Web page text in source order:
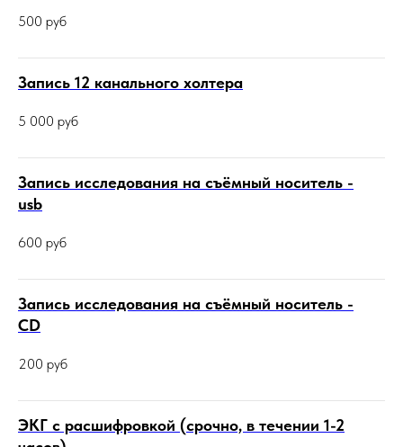
500 руб
Запись 12 канального холтера
5 000 руб
Запись исследования на съёмный носитель -
usb
600 руб
Запись исследования на съёмный носитель -
CD
200 руб
ЭКГ с расшифровкой (срочно, в течении 1-2